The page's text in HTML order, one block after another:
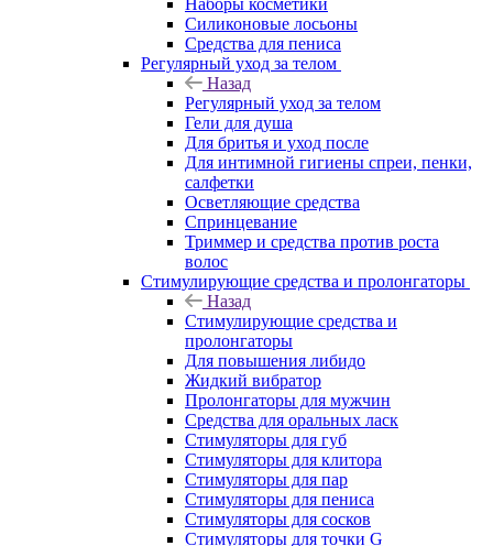
Наборы косметики
Силиконовые лосьоны
Средства для пениса
Регулярный уход за телом
Назад
Регулярный уход за телом
Гели для душа
Для бритья и уход после
Для интимной гигиены спреи, пенки,
салфетки
Осветляющие средства
Спринцевание
Триммер и средства против роста
волос
Стимулирующие средства и пролонгаторы
Назад
Стимулирующие средства и
пролонгаторы
Для повышения либидо
Жидкий вибратор
Пролонгаторы для мужчин
Средства для оральных ласк
Стимуляторы для губ
Стимуляторы для клитора
Стимуляторы для пар
Стимуляторы для пениса
Стимуляторы для сосков
Стимуляторы для точки G